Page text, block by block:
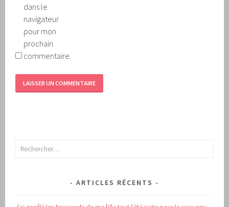
dans le
navigateur
pour mon
prochain
commentaire.
Rechercher :
ARTICLES RÉCENTS